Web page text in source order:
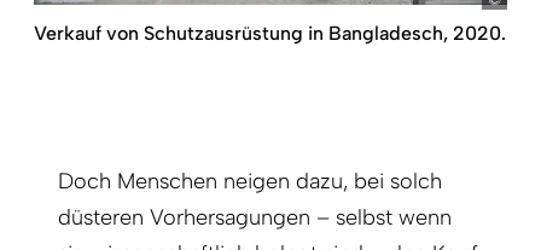
Verkauf von Schutzausrüstung in Bangladesch, 2020.
Doch Menschen neigen dazu, bei solch
düsteren Vorhersagungen – selbst wenn